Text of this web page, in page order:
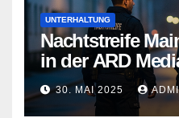
UNTERHALTUNG
Nachtstreife
in der ARD
30. MAI 2025